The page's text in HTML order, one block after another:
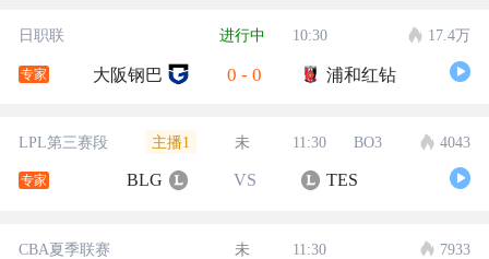
日职联 进行中 10:30 17.4万
专家 大阪钢巴 0 - 0 浦和红钻
LPL第三赛段 主播1 未 11:30 BO3 4043
专家 BLG VS TES
CBA夏季联赛 未 11:30 7933